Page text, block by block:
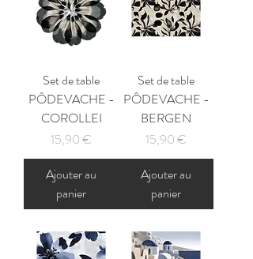
Set de table
PÔDEVACHE -
COROLLEI
Prix
15,90 €
Ajouter au
panier
Set de table
PÔDEVACHE -
BERGEN
Prix
15,90 €
Ajouter au
panier